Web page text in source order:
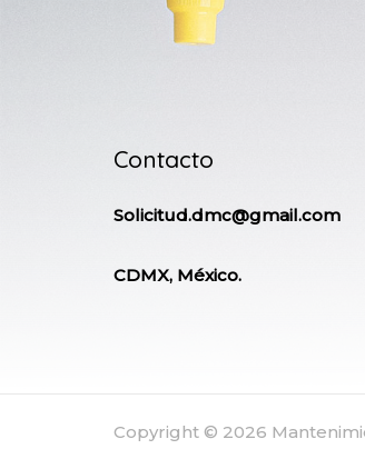
Contacto
Solicitud.dmc@gmail.com
CDMX, México.
Copyright © 2026